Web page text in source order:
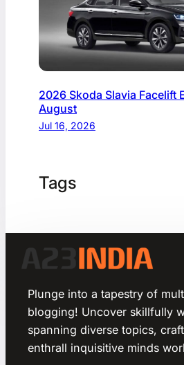
2026 Skoda Slavia Facelift
August
Jul 16, 2026
Tags
Plunge into a tapestry of
blogging! Uncover skillfully
spanning diverse topics,
enthrall inquisitive minds